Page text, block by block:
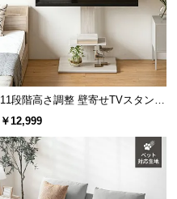
11段階高さ調整 壁寄せTVスタンド
キャスター付き 上下左右角度調節
￥12,999